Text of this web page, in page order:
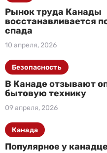
Рынок труда Канады
восстанавливается
спада
10 апреля, 2026
В Канаде отзывают
бытовую технику
09 апреля, 2026
Безопасность
Популярное у
Канада